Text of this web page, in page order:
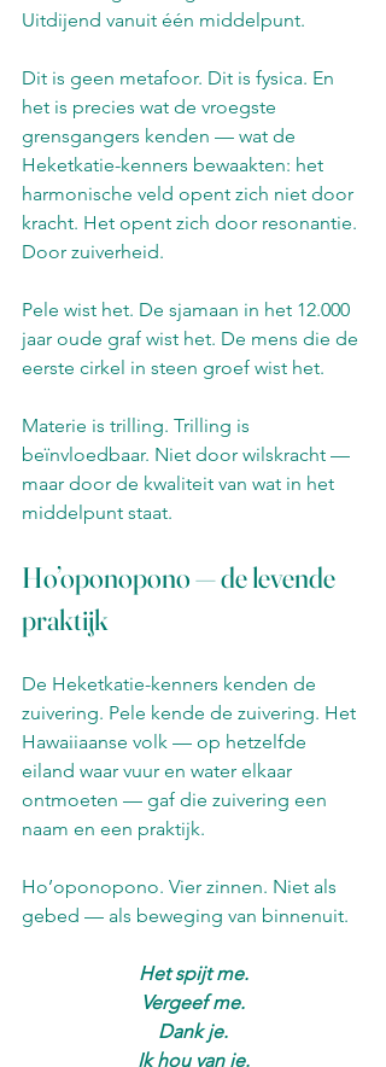
Uitdijend vanuit één middelpunt.
Dit is geen metafoor. Dit is fysica. En
het is precies wat de vroegste
grensgangers kenden — wat de
Heketkatie-kenners bewaakten: het
harmonische veld opent zich niet door
kracht. Het opent zich door resonantie.
Door zuiverheid.
Pele wist het. De sjamaan in het 12.000
jaar oude graf wist het. De mens die de
eerste cirkel in steen groef wist het.
Materie is trilling. Trilling is
beïnvloedbaar. Niet door wilskracht —
maar door de kwaliteit van wat in het
middelpunt staat.
Ho’oponopono — de levende
praktijk
De Heketkatie-kenners kenden de
zuivering. Pele kende de zuivering. Het
Hawaiiaanse volk — op hetzelfde
eiland waar vuur en water elkaar
ontmoeten — gaf die zuivering een
naam en een praktijk.
Ho’oponopono. Vier zinnen. Niet als
gebed — als beweging van binnenuit.
Het spijt me.
Vergeef me.
Dank je.
Ik hou van je.